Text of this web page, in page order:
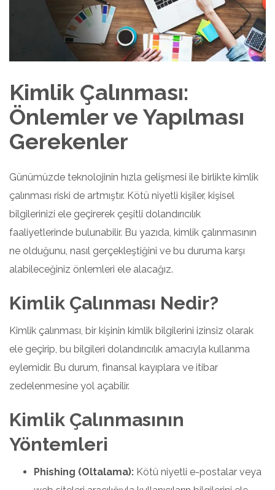
Kimlik Çalınması:
Önlemler ve Yapılması
Gerekenler
Günümüzde teknolojinin hızla gelişmesi ile birlikte kimlik
çalınması riski de artmıştır. Kötü niyetli kişiler, kişisel
bilgilerinizi ele geçirerek çeşitli dolandırıcılık
faaliyetlerinde bulunabilir. Bu yazıda, kimlik çalınmasının
ne olduğunu, nasıl gerçekleştiğini ve bu duruma karşı
alabileceğiniz önlemleri ele alacağız.
Kimlik Çalınması Nedir?
Kimlik çalınması, bir kişinin kimlik bilgilerini izinsiz olarak
ele geçirip, bu bilgileri dolandırıcılık amacıyla kullanma
eylemidir. Bu durum, finansal kayıplara ve itibar
zedelenmesine yol açabilir.
Kimlik Çalınmasının
Yöntemleri
Phishing (Oltalama): Kötü niyetli e-postalar veya